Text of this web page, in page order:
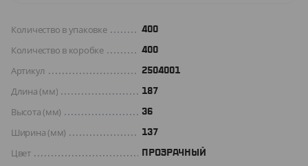
Количество в упаковке 400
Количество в коробке 400
Артикул 2504001
Длина (мм) 187
Высота (мм) 36
Ширина (мм) 137
Цвет ПРОЗРАЧНЫЙ